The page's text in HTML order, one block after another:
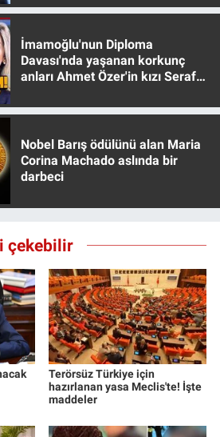
İmamoğlu'nun Diploma
Davası'nda yaşanan korkunç
anları Ahmet Özer'in kızı Seraf
Nobel Barış ödülünü alan Maria
Corina Machado aslında bir
darbeci
çekebilir
Terörsüz Türkiye için
hazırlanan yasa Meclis'te! İşte
maddeler